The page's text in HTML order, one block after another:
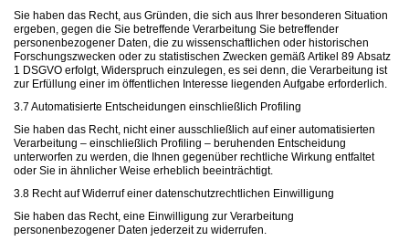
Sie haben das Recht, aus Gründen, die sich aus Ihrer besonderen Situation
ergeben, gegen die Sie betreffende Verarbeitung Sie betreffender
personenbezogener Daten, die zu wissenschaftlichen oder historischen
Forschungszwecken oder zu statistischen Zwecken gemäß Artikel 89 Absatz
1 DSGVO erfolgt, Widerspruch einzulegen, es sei denn, die Verarbeitung ist
zur Erfüllung einer im öffentlichen Interesse liegenden Aufgabe erforderlich.
3.7 Automatisierte Entscheidungen einschließlich Profiling
Sie haben das Recht, nicht einer ausschließlich auf einer automatisierten
Verarbeitung – einschließlich Profiling – beruhenden Entscheidung
unterworfen zu werden, die Ihnen gegenüber rechtliche Wirkung entfaltet
oder Sie in ähnlicher Weise erheblich beeinträchtigt.
3.8 Recht auf Widerruf einer datenschutzrechtlichen Einwilligung
Sie haben das Recht, eine Einwilligung zur Verarbeitung
personenbezogener Daten jederzeit zu widerrufen.